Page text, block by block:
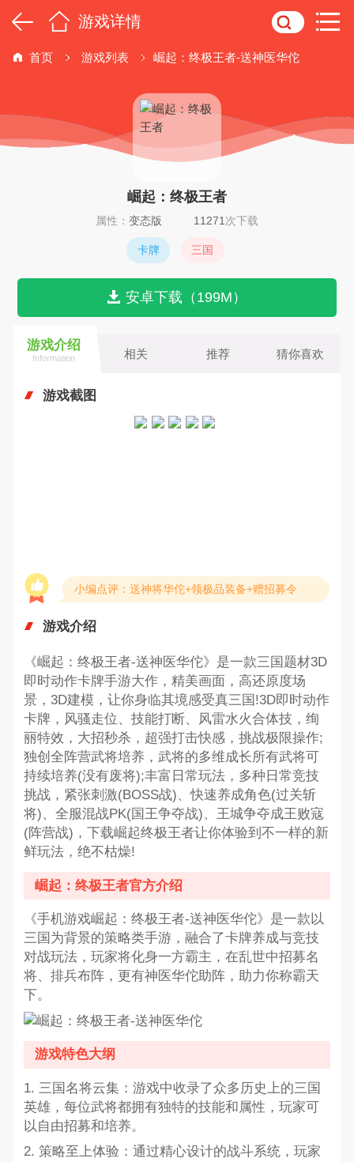
游戏详情
首页 游戏列表 崛起：终极王者-送神医华佗
崛起：终极王者
属性： 变态版 11271 次下载
卡牌 三国
安卓下载（199M）
游戏介绍
Information 相关 推荐 猜你喜欢
游戏截图
小编点评：送神将华佗+领极品装备+赠招募令
游戏介绍
《崛起：终极王者-送神医华佗》是一款三国题材3D
即时动作卡牌手游大作，精美画面，高还原度场
景，3D建模，让你身临其境感受真三国!3D即时动作
卡牌，风骚走位、技能打断、风雷水火合体技，绚
丽特效，大招秒杀，超强打击快感，挑战极限操作;
独创全阵营武将培养，武将的多维成长所有武将可
持续培养(没有废将);丰富日常玩法，多种日常竞技
挑战，紧张刺激(BOSS战)、快速养成角色(过关斩
将)、全服混战PK(国王争夺战)、王城争夺成王败寇
(阵营战)，下载崛起终极王者让你体验到不一样的新
鲜玩法，绝不枯燥!
崛起：终极王者官方介绍
《手机游戏崛起：终极王者-送神医华佗》是一款以
三国为背景的策略类手游，融合了卡牌养成与竞技
对战玩法，玩家将化身一方霸主，在乱世中招募名
将、排兵布阵，更有神医华佗助阵，助力你称霸天
下。
游戏特色大纲
1. 三国名将云集：游戏中收录了众多历史上的三国
英雄，每位武将都拥有独特的技能和属性，玩家可
以自由招募和培养。
2. 策略至上体验：通过精心设计的战斗系统，玩家